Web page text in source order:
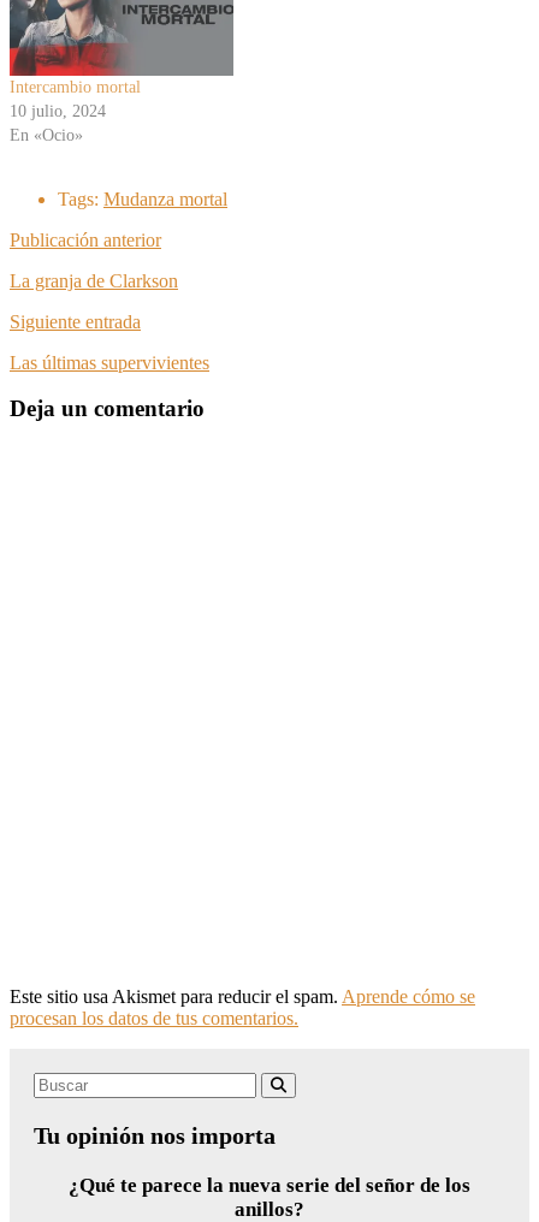
Intercambio mortal
10 julio, 2024
En «Ocio»
Tags: Mudanza mortal
Publicación anterior
La granja de Clarkson
Siguiente entrada
Las últimas supervivientes
Deja un comentario
Este sitio usa Akismet para reducir el spam. Aprende cómo se
procesan los datos de tus comentarios.
Search
Tu opinión nos importa
¿Qué te parece la nueva serie del señor de los
anillos?